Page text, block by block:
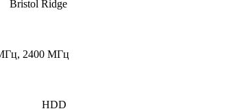
Bristol Ridge
2400 МГц
HDD